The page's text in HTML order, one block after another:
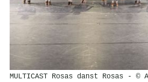
MULTICAST Rosas danst Rosas - ©